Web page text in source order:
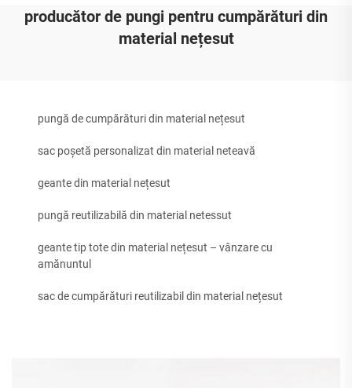
producător de pungi pentru cumpărături din
material nețesut
pungă de cumpărături din material nețesut
sac poșetă personalizat din material neteavă
geante din material nețesut
pungă reutilizabilă din material netessut
geante tip tote din material nețesut – vânzare cu
amănuntul
sac de cumpărături reutilizabil din material nețesut